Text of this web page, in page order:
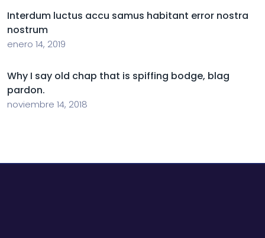
Interdum luctus accu samus habitant error nostra
nostrum
enero 14, 2019
Why I say old chap that is spiffing bodge, blag
pardon.
noviembre 14, 2018